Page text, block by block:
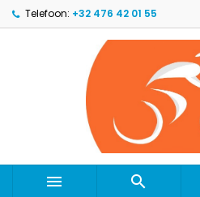
Telefoon: +32 476 42 01 55
 